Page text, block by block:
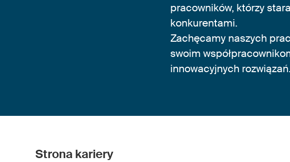
pracowników, którzy
konkurentami.
Zachęcamy naszych
swoim
innowacyjnych rozwiązań.
Strona kariery